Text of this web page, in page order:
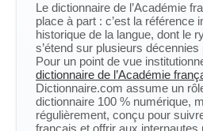
Le dictionnaire de l’Académie
place à part : c’est la référence
historique de la langue, dont le
s’étend sur plusieurs
Pour un point de vue
dictionnaire de l’Académie
Dictionnaire.com assume un
dictionnaire 100 % numérique,
régulièrement, conçu pour
français et offrir aux internautes